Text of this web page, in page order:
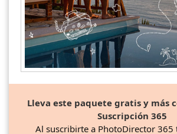
Lleva este paquete gratis y más
Suscripción 365
Al suscribirte a PhotoDirector 365